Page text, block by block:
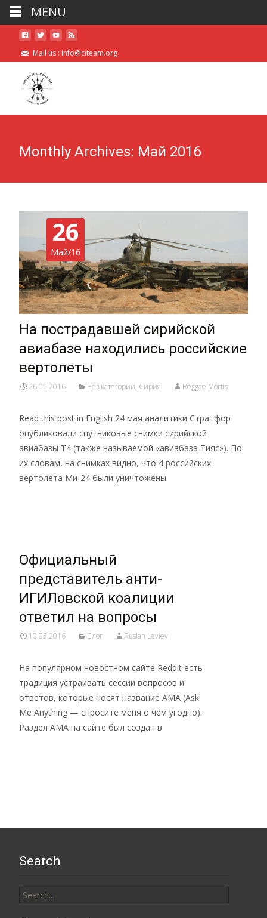
Mail us : info@citeam.org
Monthly Archives: Май 2016
26
Май/16
На пострадавшей сирийской
авиабазе находились российские
вертолеты
26.05.2016 Без категории, Сирия Reggae Mortis
Read this post in English 24 мая аналитики Стратфор
опубликовали спутниковые снимки сирийской
авиабазы Т4 (также называемой «авиабаза Тияс»). По
их словам, на снимках видно, что 4 российских
вертолета Ми-24 были уничтожены
Официальный
представитель анти-
ИГИЛовской коалиции
ответил на вопросы
10.05.2016 Блог Ruslan Leviev
На популярном новостном сайте Reddit есть
традиция устраивать сессии вопросов и
ответов, которые носят название AMA (Ask
Me Anything — спросите меня о чём угодно).
Раздел AMA на сайте был создан в
Search
for:
MENU